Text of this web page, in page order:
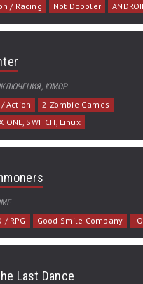
/ Racing Not Doppler
ЮМОР
/ Action
2 Zombie Games
ONE, SWITCH, Linux
/ RPG Good Smile Company
Last Dance